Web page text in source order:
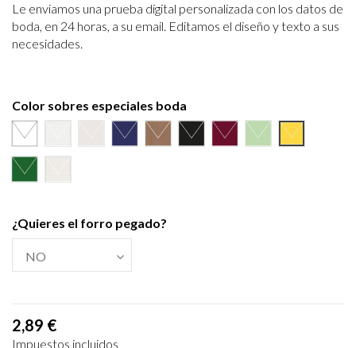
Le enviamos una prueba digital personalizada con los datos de
boda, en 24 horas, a su email. Editamos el diseño y texto a sus
necesidades.
Color sobres especiales boda
Blanco
Verjurado blanco
Ecológico hueso
Azul MarinoTextura Kraft
Negro BurdeosVerde wasabi
Amarillo
Verde OlivoVerjurado crema
¿Quieres el forro pegado?
2,89 €
Impuestos incluidos